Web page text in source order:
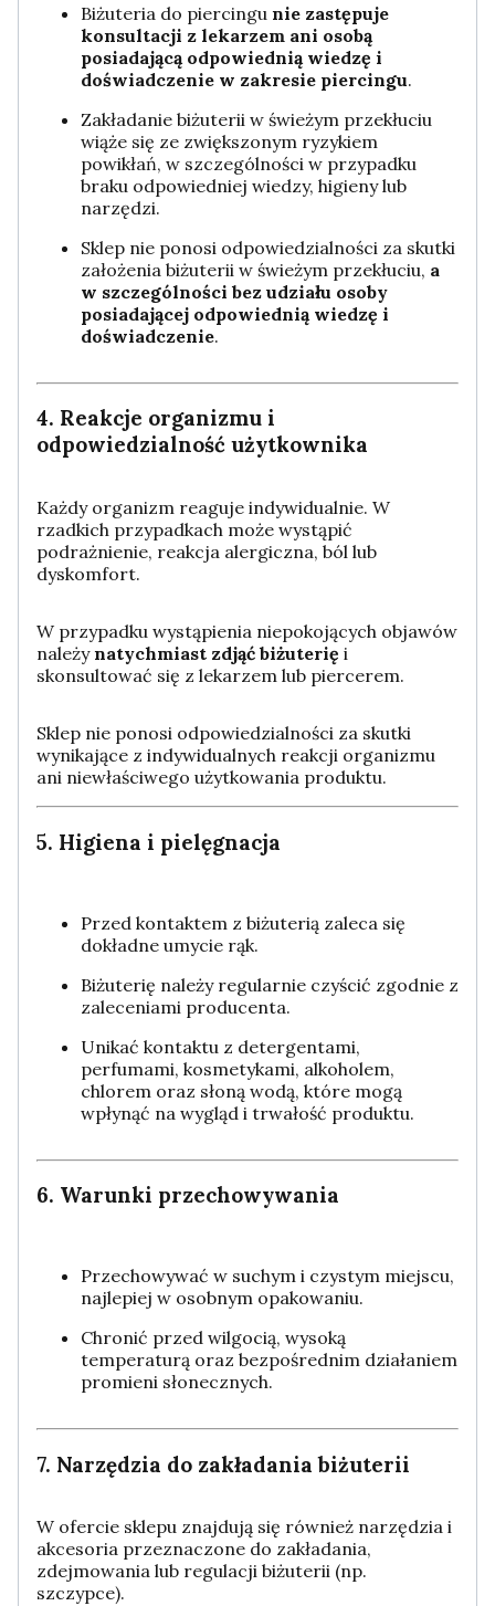
Biżuteria do piercingu nie zastępuje
konsultacji z lekarzem ani osobą
posiadającą odpowiednią wiedzę i
doświadczenie w zakresie piercingu.
Zakładanie biżuterii w świeżym przekłuciu
wiąże się ze zwiększonym ryzykiem
powikłań, w szczególności w przypadku
braku odpowiedniej wiedzy, higieny lub
narzędzi.
Sklep nie ponosi odpowiedzialności za skutki
założenia biżuterii w świeżym przekłuciu, a
w szczególności bez udziału osoby
posiadającej odpowiednią wiedzę i
doświadczenie.
4. Reakcje organizmu i
odpowiedzialność użytkownika
Każdy organizm reaguje indywidualnie. W
rzadkich przypadkach może wystąpić
podrażnienie, reakcja alergiczna, ból lub
dyskomfort.
W przypadku wystąpienia niepokojących objawów
należynatychmiast zdjąć biżuterię i
skonsultować się z lekarzem lub piercerem.
Sklep nie ponosi odpowiedzialności za skutki
wynikające z indywidualnych reakcji organizmu
ani niewłaściwego użytkowania produktu.
5. Higiena i pielęgnacja
Przed kontaktem z biżuterią zaleca się
dokładne umycie rąk.
Biżuterię należy regularnie czyścić zgodnie z
zaleceniami producenta.
Unikać kontaktu z detergentami,
perfumami, kosmetykami, alkoholem,
chlorem oraz słoną wodą, które mogą
wpłynąć na wygląd i trwałość produktu.
6. Warunki przechowywania
Przechowywać w suchym i czystym miejscu,
najlepiej w osobnym opakowaniu.
Chronić przed wilgocią, wysoką
temperaturą oraz bezpośrednim działaniem
promieni słonecznych.
7. Narzędzia do zakładania biżuterii
W ofercie sklepu znajdują się również narzędzia i
akcesoria przeznaczone do zakładania,
zdejmowania lub regulacji biżuterii (np.
szczypce).